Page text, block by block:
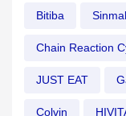
Bitiba
Chain Reaction
JUST EAT
Colvin